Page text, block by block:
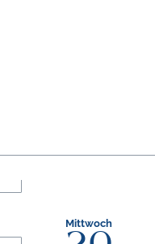
Mittwoch